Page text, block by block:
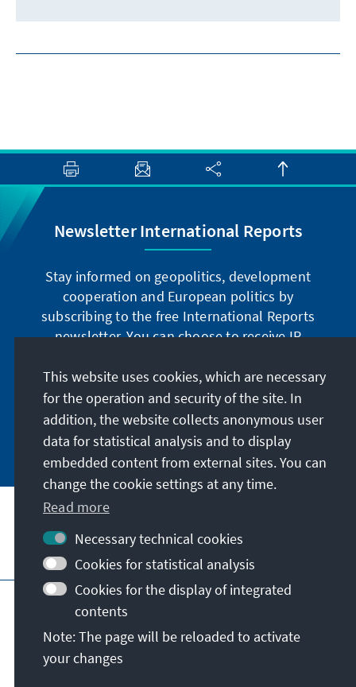
Newsletter International Reports
Stay informed on geopolitics, development
cooperation and European politics by
subscribing to the free International Reports
newsletter. You can choose to receive IR
German or have the print version sent to you in
German or English.
Jetzt abonnieren
Visit also
Imprint Data protection
Terms of use
Declaration on accessibility
Report an accessibility issue
© Konrad-Adenauer-Stiftung e.V. 2026
This website uses cookies, which are necessary
for the operation and security of the site. In
addition, the website collects anonymous user
data for statistical analysis and to display
embedded content from external sites. You can
change the cookie settings at any time.
Read more
Necessary technical cookies
Cookies for statistical analysis
Cookies for the display of integrated
contents
Note: The page will be reloaded to activate
your changes